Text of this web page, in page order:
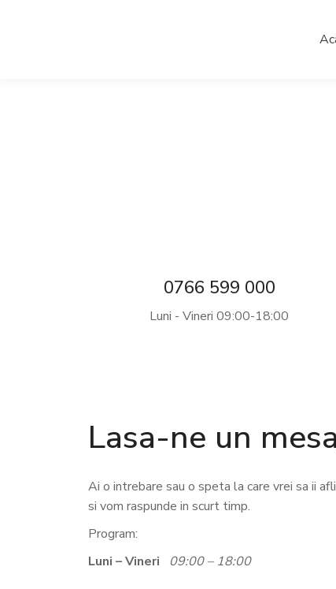
0766 599 000
Luni - Vineri 09:00-18:00
Lasa-ne un
Ai o intrebare sau o speta la care vrei sa ii
si vom raspunde in scurt timp.
Program:
Luni – Vineri 09:00 – 18:00